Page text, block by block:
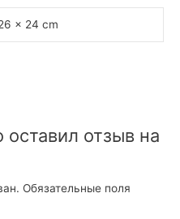
× 24 cm
отзыв на
Обязательные поля